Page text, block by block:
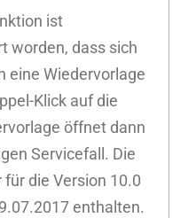
ist
worden, dass sich
eine Wiedervorlage
Klick auf die
öffnet dann
Servicefall. Die
die Version 10.0
enthalten.